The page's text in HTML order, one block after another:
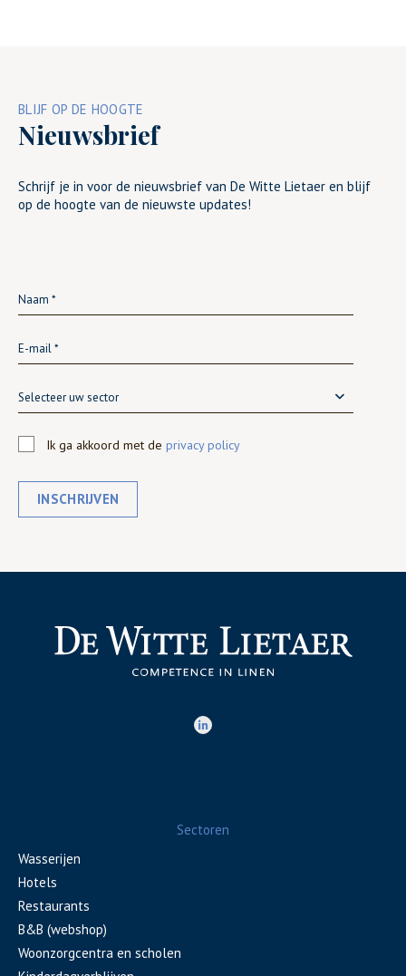
BLIJF OP DE HOOGTE
Nieuwsbrief
Schrijf je in voor de nieuwsbrief van De Witte Lietaer en blijf
op de hoogte van de nieuwste updates!
Selecteer uw sector
Ik ga akkoord met de privacy policy
INSCHRIJVEN
Sectoren
Wasserijen
Hotels
Restaurants
B&B (webshop)
Woonzorgcentra en scholen